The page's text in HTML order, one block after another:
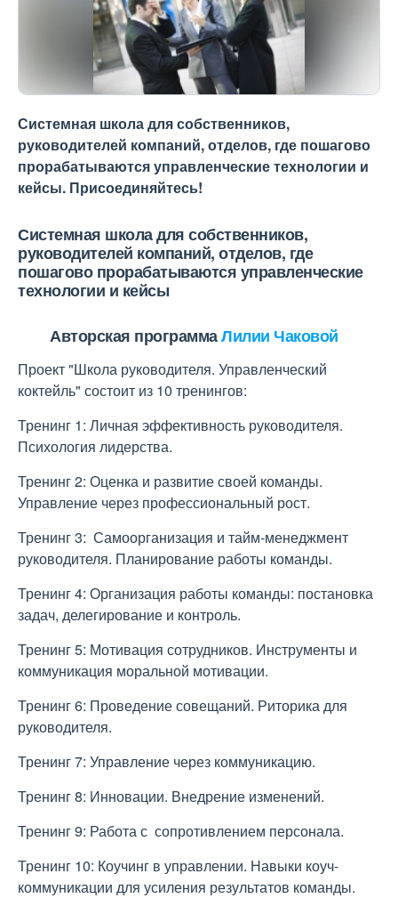
Системная школа для собственников,
руководителей компаний, отделов, где пошагово
прорабатываются управленческие технологии и
кейсы. Присоединяйтесь!
Системная школа для собственников,
руководителей компаний, отделов, где
пошагово прорабатываются управленческие
технологии и кейсы
Авторская программаЛилии Чаковой
Проект "Школа руководителя. Управленческий
коктейль" состоит из 10 тренингов:
Тренинг 1: Личная эффективность руководителя.
Психология лидерства.
Тренинг 2: Оценка и развитие своей команды.
Управление через профессиональный рост.
Тренинг 3: Самоорганизация и тайм-менеджмент
руководителя. Планирование работы команды.
Тренинг 4: Организация работы команды: постановка
задач, делегирование и контроль.
Тренинг 5: Мотивация сотрудников. Инструменты и
коммуникация моральной мотивации.
Тренинг 6: Проведение совещаний. Риторика для
руководителя.
Тренинг 7: Управление через коммуникацию.
Тренинг 8: Инновации. Внедрение изменений.
Тренинг 9: Работа с сопротивлением персонала.
Тренинг 10: Коучинг в управлении. Навыки коуч-
коммуникации для усиления результатов команды.